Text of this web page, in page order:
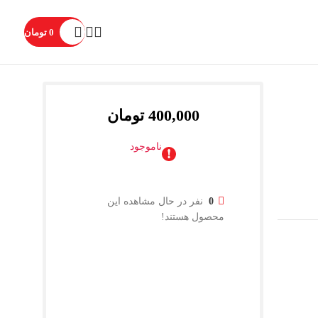
0 تومان
400,000 تومان
ناموجود
0
نفر در حال مشاهده این
محصول هستند!